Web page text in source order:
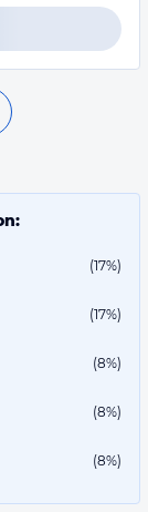
(17%)
(17%)
(8%)
(8%)
(8%)